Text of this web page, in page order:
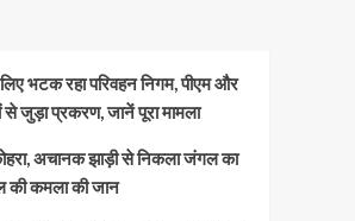
भटक रहा परिवहन निगम, पीएम और
से जुड़ा प्रकरण, जानें पूरा मामला
अचानक झाड़ी से निकला जंगल का
की कमला की जान